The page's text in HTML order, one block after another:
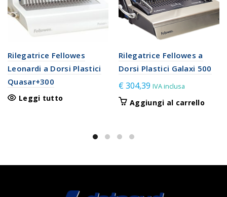
Rilegatrice Fellowes
Leonardi a Dorsi Plastici
Quasar+300
Leggi tutto
Rilegatrice Fellowes a
Dorsi Plastici Galaxi 500
€304,39 IVA inclusa
Aggiungi al carrello